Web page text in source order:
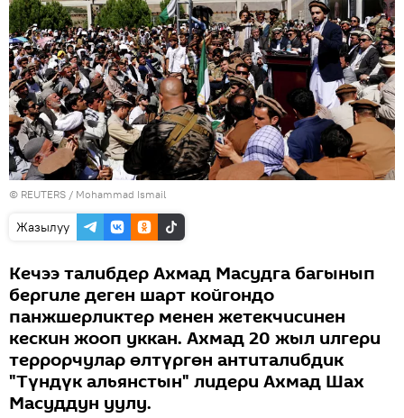
© REUTERS / Mohammad Ismail
Жазылуу
Кечээ талибдер Ахмад Масудга багынып
бергиле деген шарт койгондо
панжшерликтер менен жетекчисинен
кескин жооп уккан. Ахмад 20 жыл илгери
террорчулар өлтүргөн антиталибдик
"Түндүк альянстын" лидери Ахмад Шах
Масуддун уулу.